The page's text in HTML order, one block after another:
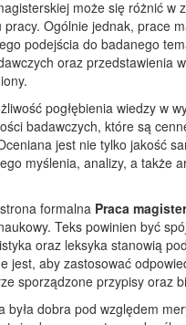
może się różnić w
Ogólnie jednak, prace
podejścia do badanego
oraz przedstawienia
pogłębienia wiedzy w
badawczych, które są
jest nie tylko jakość
myślenia, analizy, a także
formalna Praca
Teks powinien być
oraz leksyka stanowią
jest, aby zastosować
sporządzone przypisy oraz
była dobra pod względem